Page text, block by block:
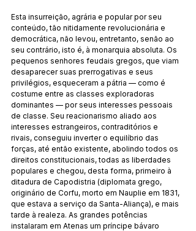
Esta insurreição, agrária e popular por seu
conteúdo, tão nitidamente revolucionária e
democrática, não levou, entretanto, senão ao
seu contrário, isto é, à monarquia absoluta. Os
pequenos senhores feudais gregos, que viam
desaparecer suas prerrogativas e seus
privilégios, esqueceram a pátria — como é
costume entre as classes exploradoras
dominantes — por seus interesses pessoais
de classe. Seu reacionarismo aliado aos
interesses estrangeiros, contraditórios e
rivais, conseguiu inverter o equilíbrio das
forças, até então existente, abolindo todos os
direitos constitucionais, todas as liberdades
populares e chegou, desta forma, primeiro à
ditadura de Capodistria (diplomata grego,
originário de Corfu, morto em Nauplie em 1831,
que estava a serviço da Santa-Aliança), e mais
tarde à realeza. As grandes potências
instalaram em Atenas um príncipe bávaro